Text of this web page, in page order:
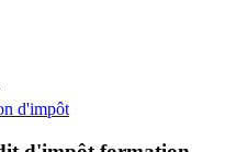
d'impôt